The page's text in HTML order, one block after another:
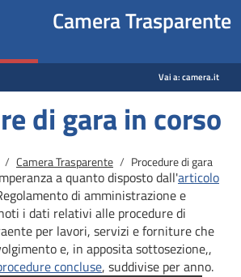
Camera Trasparente
Vai a:camera.it
di gara in corso
Camera Trasparente Procedure di gara
a quanto disposto dall'articolo
di amministrazione e
i dati relativi alle procedure di
per lavori, servizi e forniture che
e, in apposita sottosezione,,
concluse, suddivise per anno.